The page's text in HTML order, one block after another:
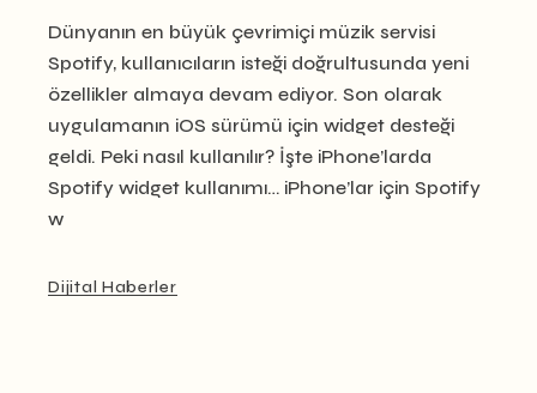
Dünyanın en büyük çevrimiçi müzik servisi
Spotify, kullanıcıların isteği doğrultusunda yeni
özellikler almaya devam ediyor. Son olarak
uygulamanın iOS sürümü için widget desteği
geldi. Peki nasıl kullanılır? İşte iPhone’larda
Spotify widget kullanımı… iPhone’lar için Spotify
w
Dijital Haberler